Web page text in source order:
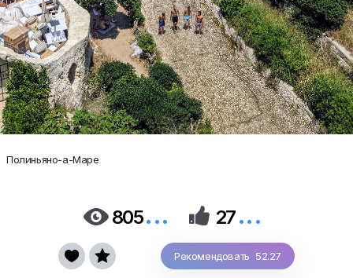
Полиньяно-а-Маре
 805...  27...
Рекомендовать 52.27
 